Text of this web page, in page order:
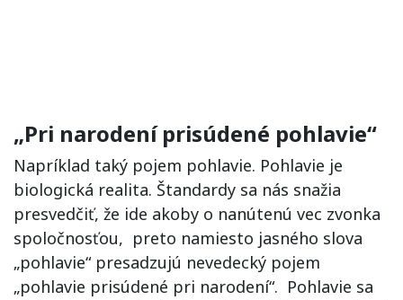
„Pri narodení prisúdené pohlavie“
Napríklad taký pojem pohlavie. Pohlavie je
biologická realita. Štandardy sa nás snažia
presvedčiť, že ide akoby o nanútenú vec zvonka
spoločnosťou, preto namiesto jasného slova
„pohlavie“ presadzujú nevedecký pojem
„pohlavie prisúdené pri narodení“. Pohlavie sa